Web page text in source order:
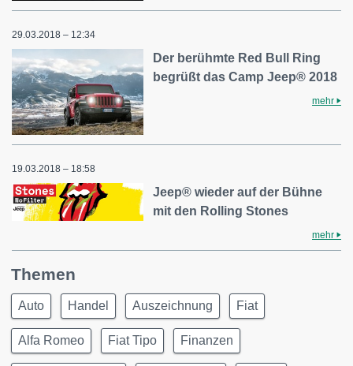
29.03.2018 – 12:34
Der berühmte Red Bull Ring
begrüßt das Camp Jeep® 2018
mehr
19.03.2018 – 18:58
Jeep® wieder auf der Bühne
mit den Rolling Stones
mehr
Themen
Auto Handel Auszeichnung Fiat
Alfa Romeo Fiat Tipo Finanzen